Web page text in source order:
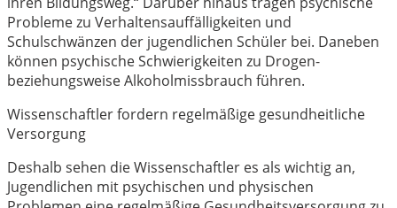
Probleme zu Verhaltensauffälligkeiten und
Schulschwänzen der jugendlichen Schüler bei. Daneben
können psychische Schwierigkeiten zu Drogen-
beziehungsweise Alkoholmissbrauch führen.
Wissenschaftler fordern regelmäßige gesundheitliche
Versorgung
Deshalb sehen die Wissenschaftler es als wichtig an,
Jugendlichen mit psychischen und physischen